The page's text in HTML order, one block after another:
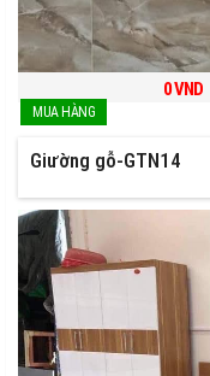
0VND
Giường gỗ-GTN14